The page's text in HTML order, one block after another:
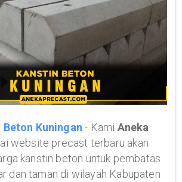
Kuningan - Kami Aneka
website precast terbaru akan
kanstin beton untuk pembatas
dan taman di wilayah Kabupaten